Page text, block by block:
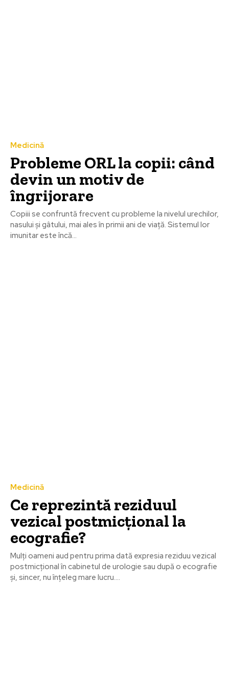
Medicină
Probleme ORL la copii: când
devin un motiv de
îngrijorare
Copiii se confruntă frecvent cu probleme la nivelul urechilor,
nasului și gâtului, mai ales în primii ani de viață. Sistemul lor
imunitar este încă...
Medicină
Ce reprezintă reziduul
vezical postmicțional la
ecografie?
Mulți oameni aud pentru prima dată expresia reziduu vezical
postmicțional în cabinetul de urologie sau după o ecografie
și, sincer, nu înțeleg mare lucru....